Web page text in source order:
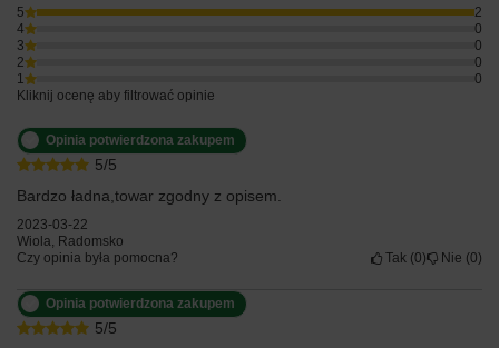
5
2
4
0
3
0
2
0
1
0
Kliknij ocenę aby filtrować opinie
5/5
Opinia potwierdzona zakupem
Bardzo ładna,towar zgodny z opisem.
2023-03-22
Wiola, Radomsko
Czy opinia była pomocna?
Tak 0 Nie 0
5/5
Opinia potwierdzona zakupem